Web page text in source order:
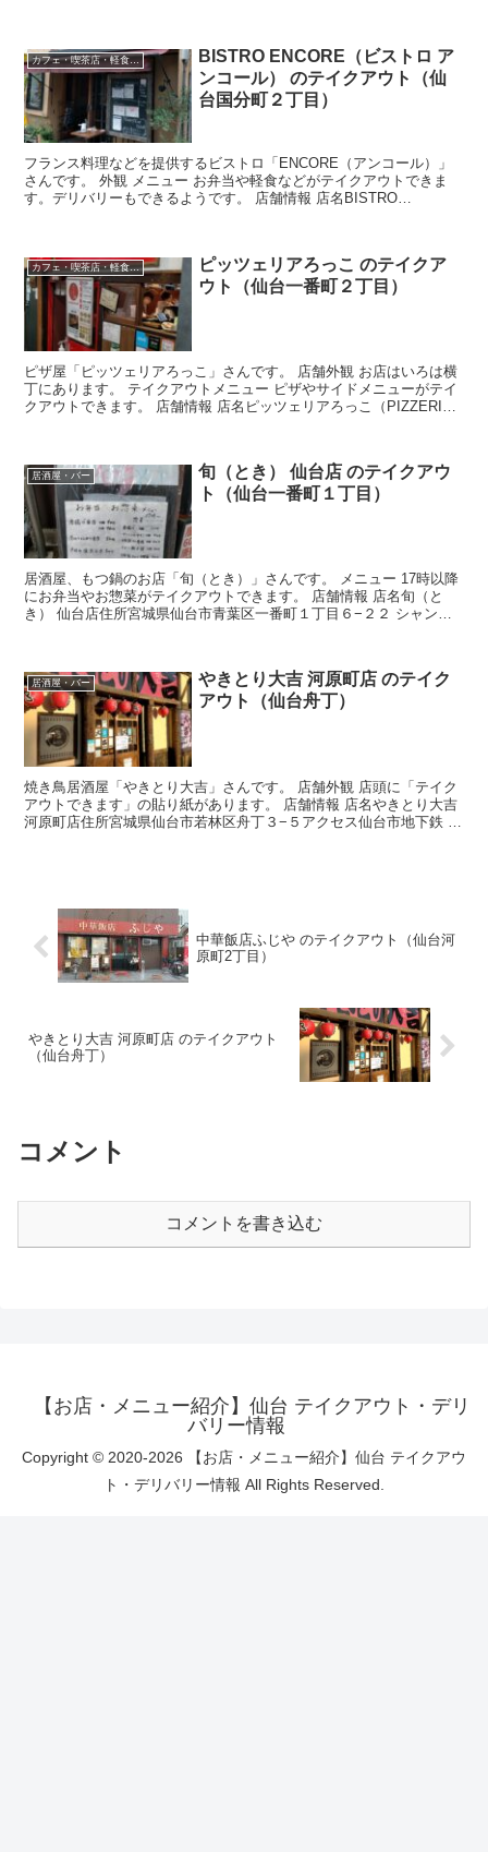
カフェ・喫茶店・軽食・スイーツ
BISTRO ENCORE（ビストロ ア
ンコール） のテイクアウト（仙
台国分町２丁目）
フランス料理などを提供するビストロ「ENCORE（アンコール）」
さんです。 外観 メニュー お弁当や軽食などがテイクアウトできま
す。デリバリーもできるようです。 店舗情報 店名BISTRO
カフェ・喫茶店・軽食・スイーツ
ピッツェリアろっこ のテイクア
ウト（仙台一番町２丁目）
ピザ屋「ピッツェリアろっこ」さんです。 店舗外観 お店はいろは横
丁にあります。 テイクアウトメニュー ピザやサイドメニューがテイ
クアウトできます。 店舗情報 店名ピッツェリアろっこ（PIZZERIA
居酒屋・バー
旬（とき） 仙台店 のテイクアウ
ト（仙台一番町１丁目）
居酒屋、もつ鍋のお店「旬（とき）」さんです。 メニュー 17時以降
にお弁当やお惣菜がテイクアウトできます。 店舗情報 店名旬（と
き） 仙台店住所宮城県仙台市青葉区一番町１丁目６−２２ シャンボ
居酒屋・バー
やきとり大吉 河原町店 のテイク
アウト（仙台舟丁）
焼き鳥居酒屋「やきとり大吉」さんです。 店舗外観 店頭に「テイク
アウトできます」の貼り紙があります。 店舗情報 店名やきとり大吉
河原町店住所宮城県仙台市若林区舟丁３−５アクセス仙台市地下鉄 河
中華飯店ふじや のテイクアウト（仙台河
原町2丁目）
やきとり大吉 河原町店 のテイクアウト
（仙台舟丁）
コメント
コメントを書き込む
【お店・メニュー紹介】仙台 テイクアウト・デリ
バリー情報
Copyright © 2020-2026 【お店・メニュー紹介】仙台 テイクアウ
ト・デリバリー情報 All Rights Reserved.